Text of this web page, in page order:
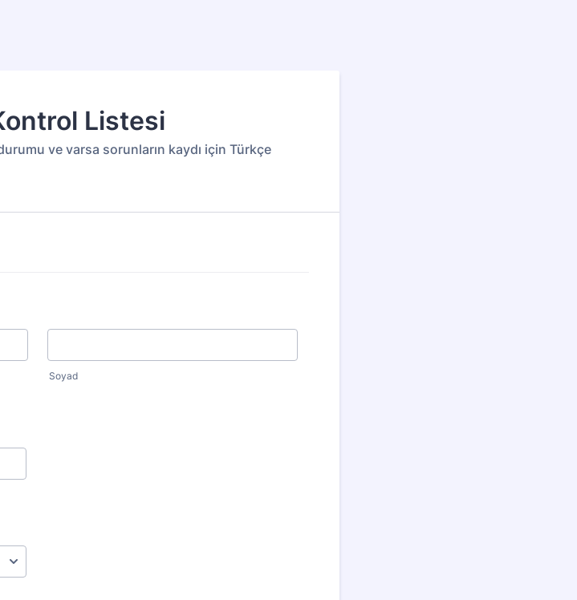
Listesi
ve varsa sorunların kaydı için Türkçe
Soyad